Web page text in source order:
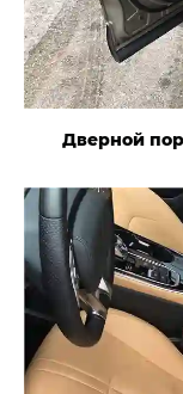
Дверной